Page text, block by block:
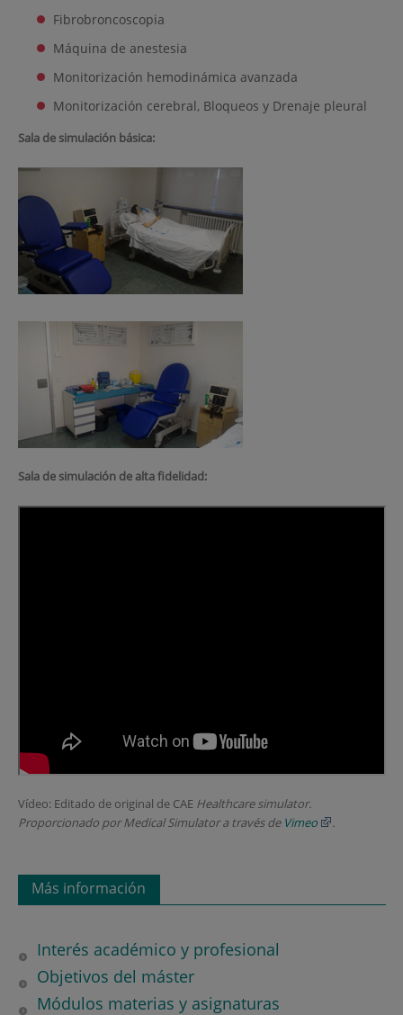
Fibrobroncoscopia
Máquina de anestesia
Monitorización hemodinámica avanzada
Monitorización cerebral, Bloqueos y Drenaje pleural
Sala de simulación básica:
Sala de simulación de alta fidelidad:
Vídeo: Editado de original de CAE Healthcare simulator.
Proporcionado por Medical Simulator a través de Vimeo .
Más información
Interés académico y profesional
Objetivos del máster
Módulos materias y asignaturas